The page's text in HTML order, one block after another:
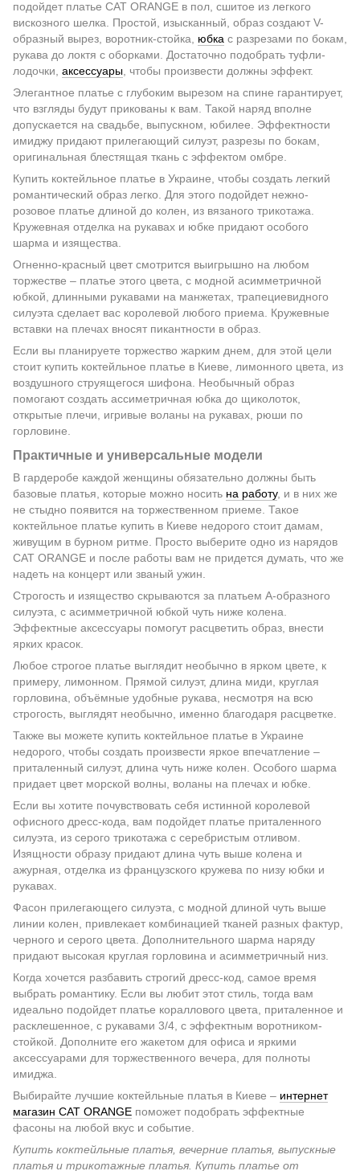
подойдет платье CAT ORANGE в пол, сшитое из легкого
вискозного шелка. Простой, изысканный, образ создают V-
образный вырез, воротник-стойка, юбка с разрезами по бокам,
рукава до локтя с оборками. Достаточно подобрать туфли-
лодочки, аксессуары , чтобы произвести должны эффект.
Элегантное платье с глубоким вырезом на спине гарантирует,
что взгляды будут прикованы к вам. Такой наряд вполне
допускается на свадьбе, выпускном, юбилее. Эффектности
имиджу придают прилегающий силуэт, разрезы по бокам,
оригинальная блестящая ткань с эффектом омбре.
Купить коктейльное платье в Украине, чтобы создать легкий
романтический образ легко. Для этого подойдет нежно-
розовое платье длиной до колен, из вязаного трикотажа.
Кружевная отделка на рукавах и юбке придают особого
шарма и изящества.
Огненно-красный цвет смотрится выигрышно на любом
торжестве – платье этого цвета, с модной асимметричной
юбкой, длинными рукавами на манжетах, трапециевидного
силуэта сделает вас королевой любого приема. Кружевные
вставки на плечах вносят пикантности в образ.
Если вы планируете торжество жарким днем, для этой цели
стоит купить коктейльное платье в Киеве, лимонного цвета, из
воздушного струящегося шифона. Необычный образ
помогают создать ассиметричная юбка до щиколоток,
открытые плечи, игривые воланы на рукавах, рюши по
горловине.
Практичные и универсальные модели
В гардеробе каждой женщины обязательно должны быть
базовые платья, которые можно носить на работу, и в них же
не стыдно появится на торжественном приеме. Такое
коктейльное платье купить в Киеве недорого стоит дамам,
живущим в бурном ритме. Просто выберите одно из нарядов
CAT ORANGE и после работы вам не придется думать, что же
надеть на концерт или званый ужин.
Строгость и изящество скрываются за платьем А-образного
силуэта, с асимметричной юбкой чуть ниже колена.
Эффектные аксессуары помогут расцветить образ, внести
ярких красок.
Любое строгое платье выглядит необычно в ярком цвете, к
примеру, лимонном. Прямой силуэт, длина миди, круглая
горловина, объёмные удобные рукава, несмотря на всю
строгость, выглядят необычно, именно благодаря расцветке.
Также вы можете купить коктейльное платье в Украине
недорого, чтобы создать произвести яркое впечатление –
приталенный силуэт, длина чуть ниже колен. Особого шарма
придает цвет морской волны, воланы на плечах и юбке.
Если вы хотите почувствовать себя истинной королевой
офисного дресс-кода, вам подойдет платье приталенного
силуэта, из серого трикотажа с серебристым отливом.
Изящности образу придают длина чуть выше колена и
ажурная, отделка из французского кружева по низу юбки и
рукавах.
Фасон прилегающего силуэта, с модной длиной чуть выше
линии колен, привлекает комбинацией тканей разных фактур,
черного и серого цвета. Дополнительного шарма наряду
придают высокая круглая горловина и асимметричный низ.
Когда хочется разбавить строгий дресс-код, самое время
выбрать романтику. Если вы любит этот стиль, тогда вам
идеально подойдет платье кораллового цвета, приталенное и
расклешенное, с рукавами 3/4, с эффектным воротником-
стойкой. Дополните его жакетом для офиса и яркими
аксессуарами для торжественного вечера, для полноты
имиджа.
Выбирайте лучшие коктейльные платья в Киеве – интернет
магазин CAT ORANGE поможет подобрать эффектные
фасоны на любой вкус и событие.
Купить коктейльные платья, вечерние платья, выпускные
платья и трикотажные платья. Купить платье от